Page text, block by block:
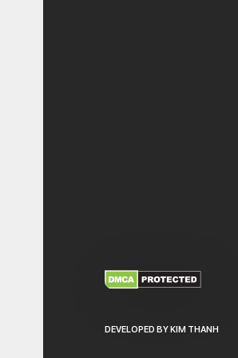
DEVELOPED BY KIM THANH
XEM THÊM